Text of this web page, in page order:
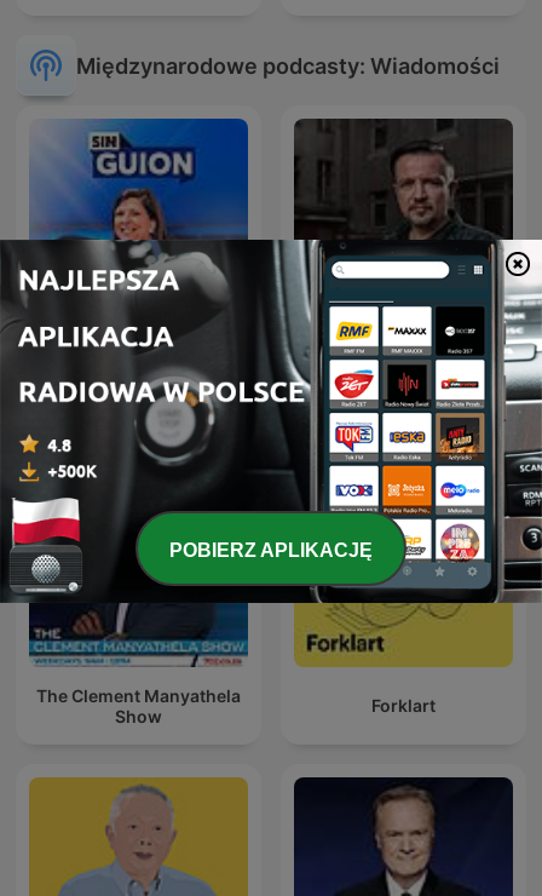
Międzynarodowe podcasty: Wiadomości
La Republica - Sin guion Kriminálka
The Clement Manyathela
Show
Forklart
POBIERZ APLIKACJĘ